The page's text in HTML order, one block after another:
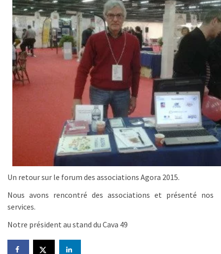
Un retour sur le forum des associations Agora 2015.
Nous avons rencontré des associations et présenté nos
services.
Notre président au stand du Cava 49